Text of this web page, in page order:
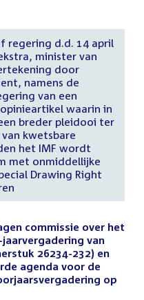
regering d.d. 14 april
minister van
door
namens de
van een
waarin in
breder pleidooi ter
kwetsbare
het IMF wordt
met onmiddellijke
Drawing Right
commissie over het
van
26234-232) en
agenda voor de
op